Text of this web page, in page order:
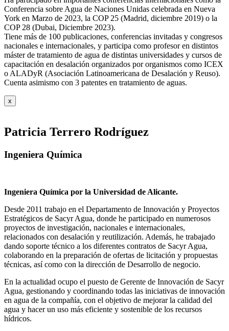
Conferencia sobre Agua de Naciones Unidas celebrada en Nueva
York en Marzo de 2023, la COP 25 (Madrid, diciembre 2019) o la
COP 28 (Dubai, Diciembre 2023).
Tiene más de 100 publicaciones, conferencias invitadas y congresos
nacionales e internacionales, y participa como profesor en distintos
máster de tratamiento de agua de distintas universidades y cursos de
capacitación en desalación organizados por organismos como ICEX
o ALADyR (Asociación Latinoamericana de Desalación y Reuso).
Cuenta asimismo con 3 patentes en tratamiento de aguas.
x
Patricia Terrero Rodríguez
Ingeniera Química
Ingeniera Química por la Universidad de Alicante.
Desde 2011 trabajo en el Departamento de Innovación y Proyectos
Estratégicos de Sacyr Agua, donde he participado en numerosos
proyectos de investigación, nacionales e internacionales,
relacionados con desalación y reutilización. Además, he trabajado
dando soporte técnico a los diferentes contratos de Sacyr Agua,
colaborando en la preparación de ofertas de licitación y propuestas
técnicas, así como con la dirección de Desarrollo de negocio.
En la actualidad ocupo el puesto de Gerente de Innovación de Sacyr
Agua, gestionando y coordinando todas las iniciativas de innovación
en agua de la compañía, con el objetivo de mejorar la calidad del
agua y hacer un uso más eficiente y sostenible de los recursos
hídricos.